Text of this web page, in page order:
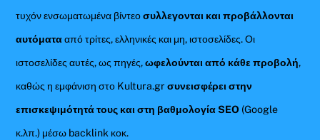
τυχόν ενσωματωμένα βίντεοσυλλεγονται και προβάλλονται
αυτόματααπό τρίτες, ελληνικές και μη, ιστοσελίδες. Οι
ιστοσελίδες αυτές, ως πηγές,ωφελούνται από κάθε προβολή,
καθώς η εμφάνιση στο Kultura.gr συνεισφέρει στην
επισκεψιμότητά τους και στη βαθμολογία SEO (Google
κ.λπ.) μέσω backlink κοκ.